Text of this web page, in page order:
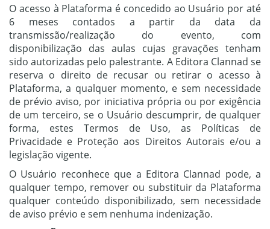
O acesso à Plataforma é concedido ao Usuário por até
6 meses contados a partir da data da
transmissão/realização do evento, com
disponibilização das aulas cujas gravações tenham
sido autorizadas pelo palestrante. A Editora Clannad se
reserva o direito de recusar ou retirar o acesso à
Plataforma, a qualquer momento, e sem necessidade
de prévio aviso, por iniciativa própria ou por exigência
de um terceiro, se o Usuário descumprir, de qualquer
forma, estes Termos de Uso, as Políticas de
Privacidade e Proteção aos Direitos Autorais e/ou a
legislação vigente.
O Usuário reconhece que a Editora Clannad pode, a
qualquer tempo, remover ou substituir da Plataforma
qualquer conteúdo disponibilizado, sem necessidade
de aviso prévio e sem nenhuma indenização.